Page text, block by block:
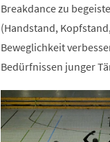
Breakdance zu
(Handstand,
Beweglichkeit
Bedürfnissen junger